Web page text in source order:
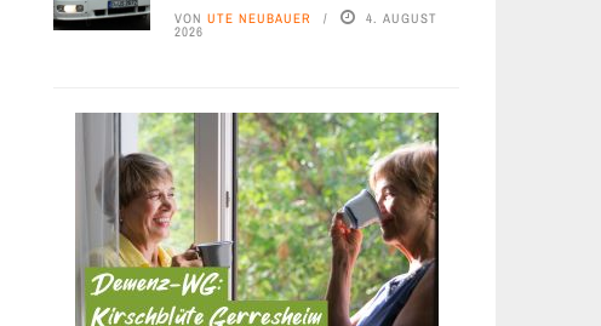
VON UTE NEUBAUER 4. AUGUST
2026